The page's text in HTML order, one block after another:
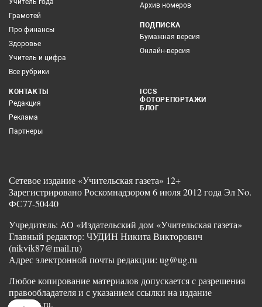
Учитель года
Грамотей
Про финансы
Здоровье
Учитель и цифра
Все рубрики
Архив номеров
ПОДПИСКА
Бумажная версия
Онлайн-версия
КОНТАКТЫ
Редакция
Реклама
Партнеры
ICCS
ФОТОРЕПОРТАЖИ
БЛОГ
Сетевое издание «Учительская газета» 12+
Зарегистрировано Роскомнадзором 6 июля 2012 года Эл No.
ФС77-50440
Учредитель: АО «Издательский дом «Учительская газета»
Главный редактор: ЧУДИН Никита Викторович
(nikvik87@mail.ru)
Адрес электронной почты редакции: ug@ug.ru
Любое копирование материалов допускается с разрешения
правообладателя и с указанием ссылки на издание
www.ug.ru.